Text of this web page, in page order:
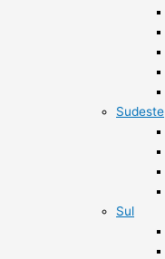
Sudeste
Sul